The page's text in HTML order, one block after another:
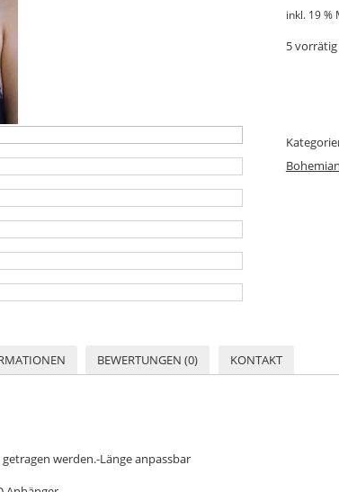
inkl. 19 %
5 vorrätig
BEWERTUNGEN (0) KONTAKT
werden.-Länge anpassbar